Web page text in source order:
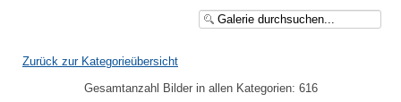
Zurück zur Kategorieübersicht
Gesamtanzahl Bilder in allen Kategorien: 616